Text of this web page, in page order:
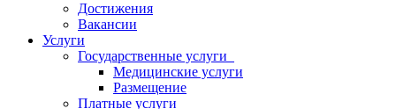
Достижения
Вакансии
Услуги
Государственные услуги
Медицинские услуги
Размещение
Платные услуги